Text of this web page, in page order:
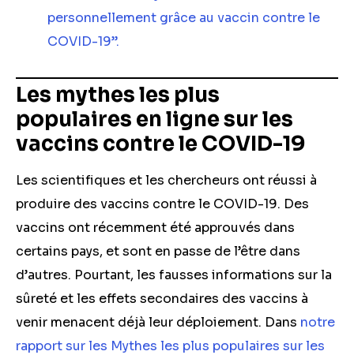
personnellement grâce au vaccin contre le
COVID-19”.
Les mythes les plus
populaires en ligne sur les
vaccins contre le COVID-19
Les scientifiques et les chercheurs ont réussi à
produire des vaccins contre le COVID-19. Des
vaccins ont récemment été approuvés dans
certains pays, et sont en passe de l’être dans
d’autres. Pourtant, les fausses informations sur la
sûreté et les effets secondaires des vaccins à
venir menacent déjà leur déploiement. Dans notre
rapport sur les Mythes les plus populaires sur les